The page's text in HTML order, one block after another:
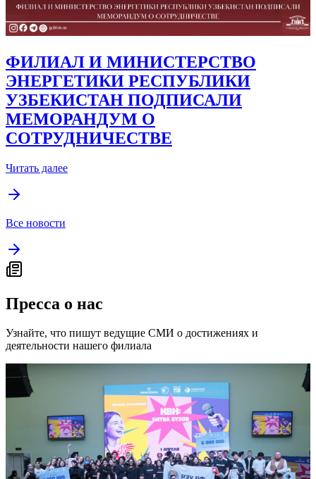
ФИЛИАЛ И МИНИСТЕРСТВО
ЭНЕРГЕТИКИ РЕСПУБЛИКИ
УЗБЕКИСТАН ПОДПИСАЛИ
МЕМОРАНДУМ О
СОТРУДНИЧЕСТВЕ
Читать далее
Все новости
Пресса о нас
Узнайте, что пишут ведущие СМИ о достижениях и
деятельности нашего филиала